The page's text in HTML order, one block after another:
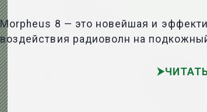
Morpheus 8 — это новейшая и
воздействия радиоволн на